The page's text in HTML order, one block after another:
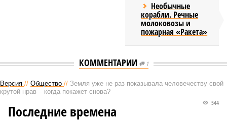
Необычные
корабли. Речные
молоковозы и
пожарная «Ракета»
КОММЕНТАРИИ 1
Версия // Общество // Земля уже не раз показывала человечеству свой
крутой нрав – когда покажет снова?
544
Последние времена